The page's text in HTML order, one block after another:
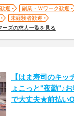
迎
副業・Ｗワーク歓迎
未経験者歓迎
ーズの求人一覧を見る
【はま寿司のキッ
ょこっと"夜勤"♪
で大丈夫★前払い